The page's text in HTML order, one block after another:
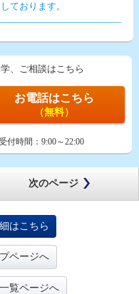
ております。
、ご相談はこちら
お電話はこちら
（無料）
付時間： 9:00～22:00
次のページ
はこちら
ページへ
覧ページへ